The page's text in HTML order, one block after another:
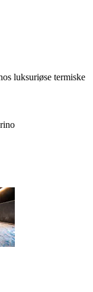
luksuriøse termiske